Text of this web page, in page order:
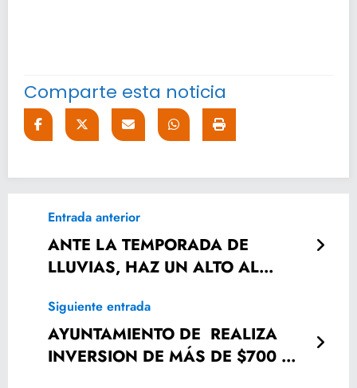
Comparte esta noticia
Entrada anterior
ANTE LA TEMPORADA DE
LLUVIAS, HAZ UN ALTO AL
Siguiente entrada
AYUNTAMIENTO DE REALIZA
INVERSION DE MÁS DE $700 MIL